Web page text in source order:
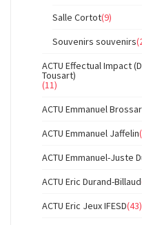
Salle Cortot(9)
Souvenirs souvenirs
ACTU Effectual Impact
Tousart)
(11)
ACTU Emmanuel
ACTU Emmanuel Jaffelin
ACTU Emmanuel-Juste
ACTU Eric Durand-Billaud
ACTU Eric Jeux IFESD(43)